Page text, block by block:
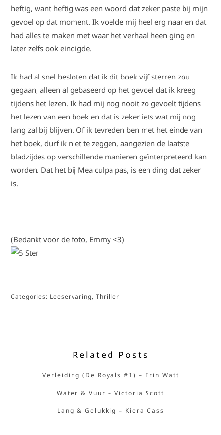
heftig, want heftig was een woord dat zeker paste bij mijn
gevoel op dat moment. Ik voelde mij heel erg naar en dat
had alles te maken met waar het verhaal heen ging en
later zelfs ook eindigde.
Ik had al snel besloten dat ik dit boek vijf sterren zou
gegaan, alleen al gebaseerd op het gevoel dat ik kreeg
tijdens het lezen. Ik had mij nog nooit zo gevoelt tijdens
het lezen van een boek en dat is zeker iets wat mij nog
lang zal bij blijven. Of ik tevreden ben met het einde van
het boek, durf ik niet te zeggen, aangezien de laatste
bladzijdes op verschillende manieren geïnterpreteerd kan
worden. Dat het bij Mea culpa pas, is een ding dat zeker
is.
(Bedankt voor de foto, Emmy <3)
Categories: Leeservaring,Thriller
Related Posts
Verleiding (De Royals #1) – Erin Watt
Water & Vuur – Victoria Scott
Lang & Gelukkig – Kiera Cass